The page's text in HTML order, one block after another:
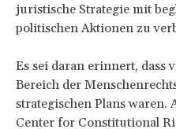
juristische Strategie mit
politischen Aktionen zu
Es sei daran erinnert, dass
Bereich der
strategischen Plans waren.
Center for Constitutional